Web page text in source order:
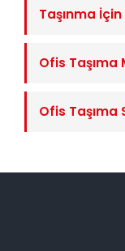
Taşınma İçin
Ofis Taşıma
Ofis Taşıma